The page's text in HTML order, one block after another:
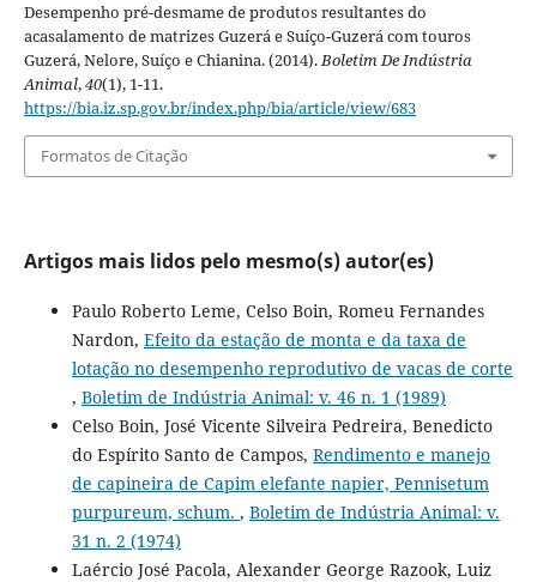
Desempenho pré-desmame de produtos resultantes do
acasalamento de matrizes Guzerá e Suíço-Guzerá com touros
Guzerá, Nelore, Suíço e Chianina. (2014).Boletim De Indústria
Animal,40(1), 1-11.
https://bia.iz.sp.gov.br/index.php/bia/article/view/683
Formatos de Citação
Artigos mais lidos pelo mesmo(s) autor(es)
Paulo Roberto Leme, Celso Boin, Romeu Fernandes
Nardon, Efeito da estação de monta e da taxa de
lotação no desempenho reprodutivo de vacas de corte
, Boletim de Indústria Animal: v. 46 n. 1 (1989)
Celso Boin, José Vicente Silveira Pedreira, Benedicto
do Espírito Santo de Campos, Rendimento e manejo
de capineira de Capim elefante napier, Pennisetum
purpureum, schum. , Boletim de Indústria Animal: v.
31 n. 2 (1974)
Laércio José Pacola, Alexander George Razook, Luiz